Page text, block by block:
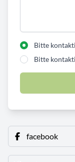
Bitte
Bitte
facebook